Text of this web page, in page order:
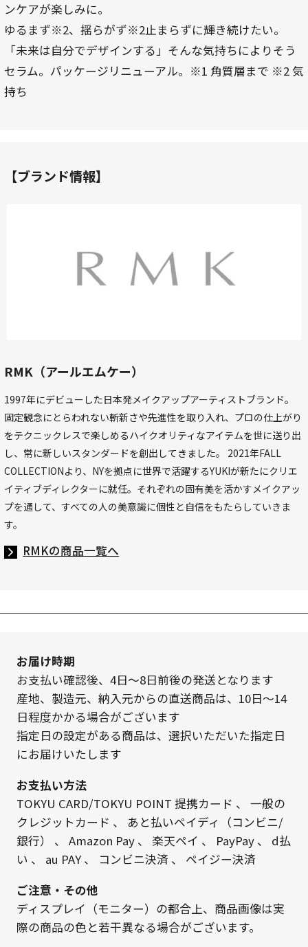
ンケアが楽しみに。
ゆるまず※2、揺らがず※2止まらずに輝き続けたい。
「未来は自分でデザインする」そんな気持ちによりそう
セラム。パッケージリニューアル。※1 角質層まで ※2 気
持ち
【ブランド情報】
RMK（アールエムケー）
1997年にデビューした日本発メイクアップアーティストブランド。
固定観念にとらわれない斬新さや先進性を取り入れ、プロの仕上がり
をテクニックレスで楽しめるハイクオリティなアイテムを世に送り出
し、常に新しいスタンダードを創出してきました。 2021年FALL
COLLECTIONより、NYを拠点に世界で活躍するYUKIが新たにクリエ
イティブディレクターに就任。それぞれの固有美を活かすメイクアッ
プを通して、すべての人の美意識に個性と自信をもたらしていきま
す。
RMKの商品一覧へ
お届け時期
お支払い確認後、4日～8日前後の発送となります
産地、製造元、納入元からの直送商品は、10日～14
日程度かかる場合がございます
指定日の設定がある商品は、選択いただいた指定日
にお届けいたします
お支払い方法
TOKYU CARD/TOKYU POINT 提携カード 、 一般の
クレジットカード 、 あと払いペイディ（コンビニ/
銀行）
、 Amazon Pay、 楽天ペイ 、 PayPay、 d払
い 、 au PAY、 コンビニ決済 、 ペイジー決済
ご注意・その他
ディスプレイ（モニター）の都合上、商品画像は実
際の商品の色と若干異なる場合がございます。